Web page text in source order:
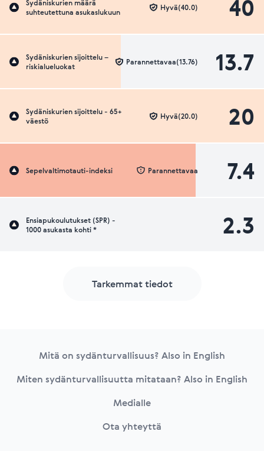
Sydäniskurien määrä
suhteutettuna asukaslukuun
40
Hyvä(40.0)
Sydäniskurien sijoittelu –
riskialueluokat
13.7
Parannettavaa(13.76)
Sydäniskurien sijoittelu - 65+
väestö
20
Hyvä(20.0)
Sepelvaltimotauti-indeksi 7.4
Parannettavaa
Ensiapukoulutukset (SPR) -
1000 asukasta kohti *
2.3
Tarkemmat tiedot
Mitä on sydänturvallisuus? Also in English
Miten sydänturvallisuutta mitataan? Also in English
Medialle
Ota yhteyttä